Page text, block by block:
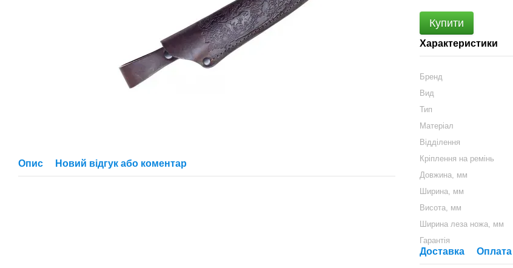
Опис Новий відгук або коментар
Купити
Характеристики
Бренд
Вид
Тип
Матеріал
Відділення
Кріплення на ремінь
Довжина, мм
Ширина, мм
Висота, мм
Ширина леза ножа, мм
Гарантія
Доставка Оплата